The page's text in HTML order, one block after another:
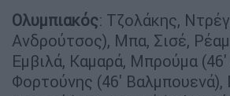
Ολυμπιακός: Τζολάκης,
Ανδρούτσος), Μπα, Σισέ,
Εμβιλά, Καμαρά, Μπρούμα (46'
Φορτούνης (46'